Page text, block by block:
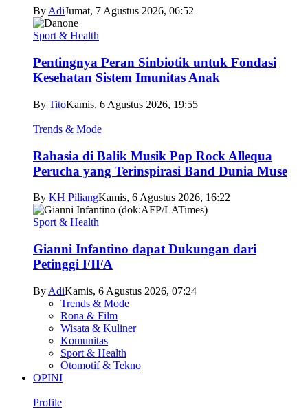
ByAdiJumat, 7 Agustus 2026, 06:52
Sport & Health
Pentingnya Peran Sinbiotik untuk Fondasi
Kesehatan Sistem Imunitas Anak
By TitoKamis, 6 Agustus 2026, 19:55
Trends & Mode
Rahasia di Balik Musik Pop Rock Allequa
Perucha yang Terinspirasi Band Dunia Muse
By KH PiliangKamis, 6 Agustus 2026, 16:22
Sport & Health
Gianni Infantino dapat Dukungan dari
Petinggi FIFA
By AdiKamis, 6 Agustus 2026, 07:24
Trends & Mode
Rona & Film
Wisata & Kuliner
Komunitas
Sport & Health
Otomotif & Tekno
OPINI
Profile